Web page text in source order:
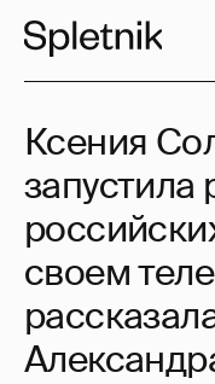
Ксения
запустила
своем